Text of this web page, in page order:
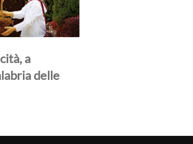
a
delle